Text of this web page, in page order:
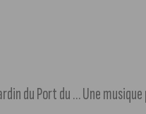
Le nouveau Jardin du Port du Canal inauguré les 7 et 8 juin !